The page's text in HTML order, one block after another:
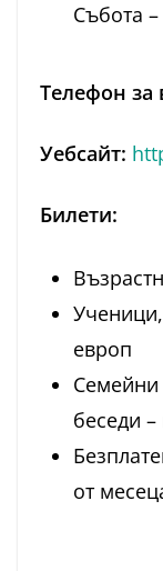
Събота
Телефон за
Уебсайт:
Билети:
европ
Семейни
беседи
от